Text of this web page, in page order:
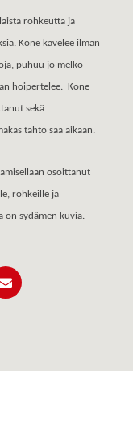
rohkeutta ja
Kone kävelee ilman
puhuu jo melko
hoipertelee. Kone
sekä
tahto saa aikaan.
osoittanut
rohkeille ja
on sydämen kuvia.